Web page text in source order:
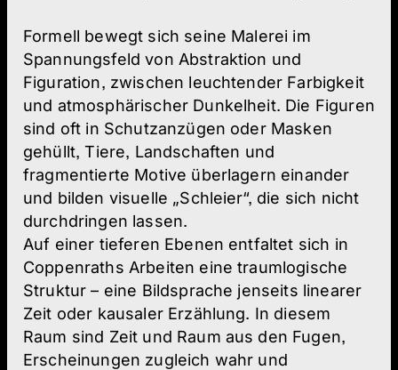
Formell bewegt sich seine Malerei im
Spannungsfeld von Abstraktion und
Figuration, zwischen leuchtender Farbigkeit
und atmosphärischer Dunkelheit. Die Figuren
sind oft in Schutzanzügen oder Masken
gehüllt, Tiere, Landschaften und
fragmentierte Motive überlagern einander
und bilden visuelle „Schleier“, die sich nicht
durchdringen lassen.
Auf einer tieferen Ebenen entfaltet sich in
Coppenraths Arbeiten eine traumlogische
Struktur – eine Bildsprache jenseits linearer
Zeit oder kausaler Erzählung. In diesem
Raum sind Zeit und Raum aus den Fugen,
Erscheinungen zugleich wahr und